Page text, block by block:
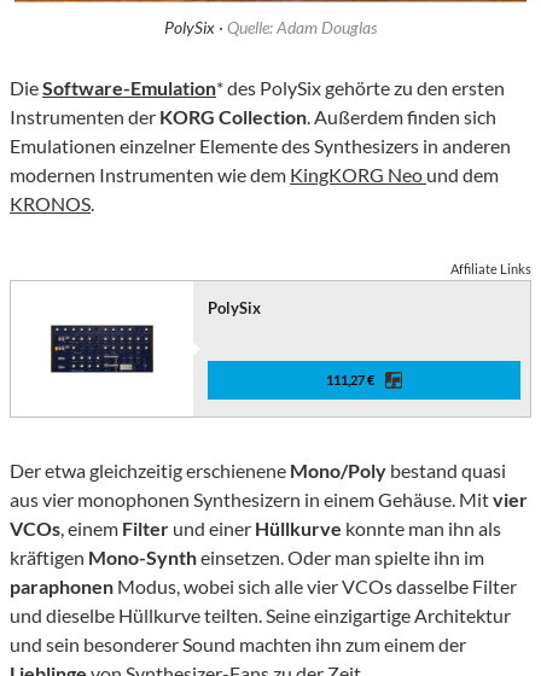
PolySix · Quelle: Adam Douglas
DieSoftware-Emulation* des PolySix gehörte zu den ersten
Instrumenten der KORG Collection. Außerdem finden sich
Emulationen einzelner Elemente des Synthesizers in anderen
modernen Instrumenten wie dem KingKORG Neo und dem
KRONOS.
Affiliate Links
PolySix
111,27 €
Der etwa gleichzeitig erschienene Mono/Poly bestand quasi
aus vier monophonen Synthesizern in einem Gehäuse. Mitvier
VCOs, einem Filter und einer Hüllkurve konnte man ihn als
kräftigen Mono-Syntheinsetzen. Oder man spielte ihn im
paraphonen Modus, wobei sich alle vier VCOs dasselbe Filter
und dieselbe Hüllkurve teilten. Seine einzigartige Architektur
und sein besonderer Sound machten ihn zum einem der